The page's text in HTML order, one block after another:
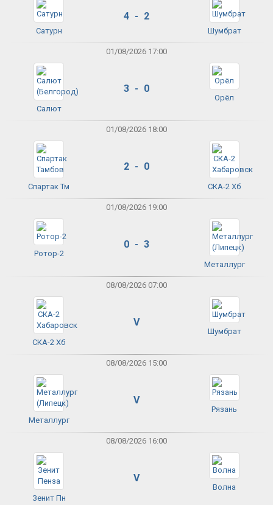
Сатурн
4 - 2
Шумбрат
01/08/2026 17:00
Салют
3 - 0
Орёл
01/08/2026 18:00
Спартак Тм
2 - 0
СКА-2 Хб
01/08/2026 19:00
Ротор-2
0 - 3
Металлург
08/08/2026 07:00
СКА-2 Хб
V
Шумбрат
08/08/2026 15:00
Металлург
V
Рязань
08/08/2026 16:00
Зенит Пн
V
Волна